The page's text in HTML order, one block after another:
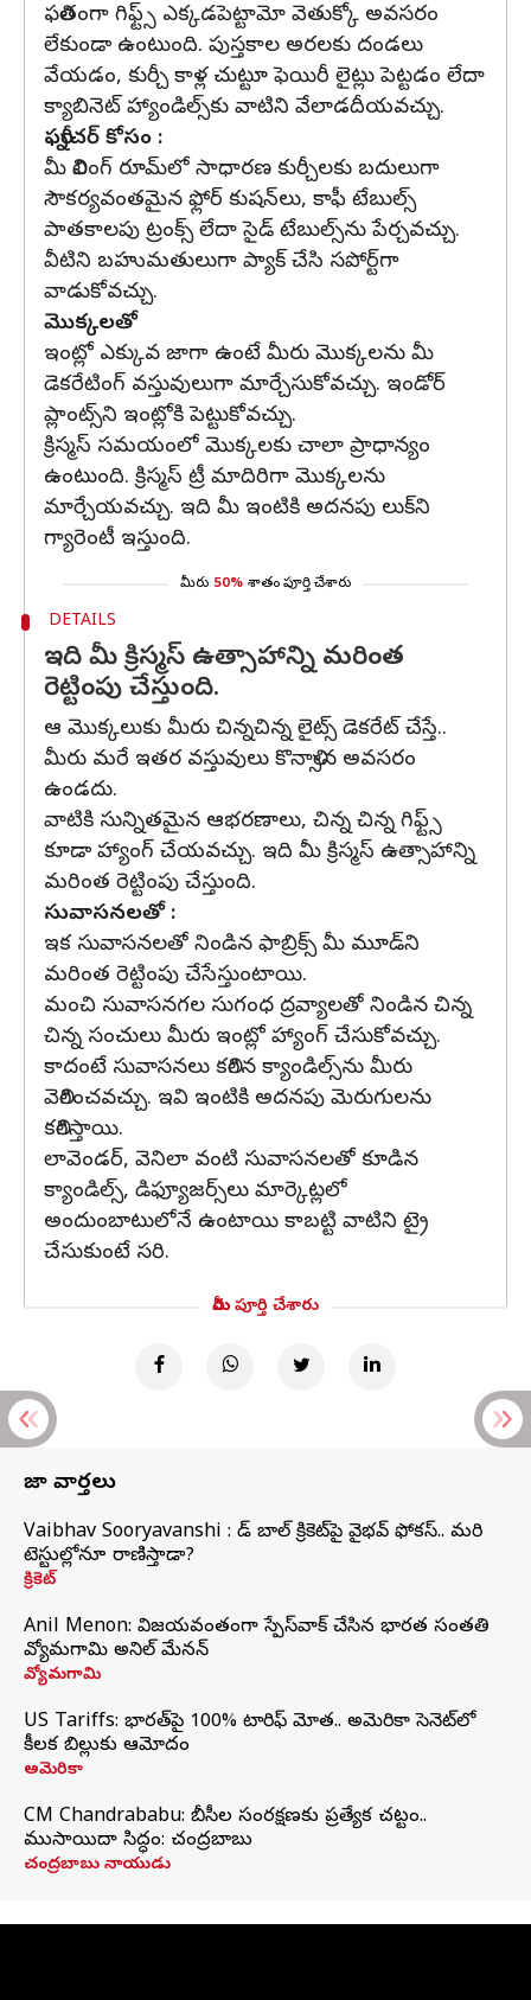
ఫలితంగా గిఫ్ట్స్ ఎక్కడపెట్టామో వెతుక్కో అవసరం
లేకుండా ఉంటుంది. పుస్తకాల అరలకు దండలు
వేయడం, కుర్చీ కాళ్ల చుట్టూ ఫెయిరీ లైట్లు పెట్టడం లేదా
క్యాబినెట్ హ్యాండిల్స్​కు వాటిని వేలాడదీయవచ్చు.
ఫర్నీచర్ కోసం :
మీ లివింగ్​ రూమ్​లో సాధారణ కుర్చీలకు బదులుగా
సౌకర్యవంతమైన ఫ్లోర్ కుషన్​లు, కాఫీ టేబుల్స్​
పాతకాలపు ట్రంక్స్​ లేదా సైడ్​ టేబుల్స్​ను పేర్చవచ్చు.
వీటిని బహుమతులుగా ప్యాక్ చేసి సపోర్ట్​గా
వాడుకోవచ్చు.
మొక్కలతో
ఇంట్లో ఎక్కువ జాగా ఉంటే మీరు మొక్కలను మీ
డెకరేటింగ్ వస్తువులుగా మార్చేసుకోవచ్చు. ఇండోర్
ప్లాంట్స్​ని ఇంట్లోకి పెట్టుకోవచ్చు.
క్రిస్మస్ సమయంలో మొక్కలకు చాలా ప్రాధాన్యం
ఉంటుంది. క్రిస్మస్​ ట్రీ మాదిరిగా మొక్కలను
మార్చేయవచ్చు. ఇది మీ ఇంటికి అదనపు లుక్​ని
గ్యారెంటీ ఇస్తుంది.
మీరు 50% శాతం పూర్తి చేశారు
DETAILS
ఇది మీ క్రిస్మస్ ఉత్సాహాన్ని మరింత
రెట్టింపు చేస్తుంది.
ఆ మొక్కలుకు మీరు చిన్నచిన్న లైట్స్ డెకరేట్ చేస్తే..
మీరు మరే ఇతర వస్తువులు కొనాల్సిన అవసరం
ఉండదు.
వాటికి సున్నితమైన ఆభరణాలు, చిన్న చిన్న గిఫ్ట్స్
కూడా హ్యాంగ్ చేయవచ్చు. ఇది మీ క్రిస్మస్ ఉత్సాహాన్ని
మరింత రెట్టింపు చేస్తుంది.
సువాసనలతో :
ఇక సువాసనలతో నిండిన ఫాబ్రిక్స్ మీ మూడ్​ని
మరింత రెట్టింపు చేసేస్తుంటాయి.
మంచి సువాసనగల సుగంధ ద్రవ్యాలతో నిండిన చిన్న
చిన్న సంచులు మీరు ఇంట్లో హ్యాంగ్ చేసుకోవచ్చు.
కాదంటే సువాసనలు కలిగిన క్యాండిల్స్​ను మీరు
వెలిగించవచ్చు. ఇవి ఇంటికి అదనపు మెరుగులను
కలిగిస్తాయి.
లావెండర్, వెనిలా వంటి సువాసనలతో కూడిన
క్యాండిల్స్, డిఫ్యూజర్స్​లు మార్కెట్లలో
అందుంబాటులోనే ఉంటాయి కాబట్టి వాటిని ట్రై
చేసుకుంటే సరి.
మీరు పూర్తి చేశారు
తాజా వార్తలు
Vaibhav Sooryavanshi : రెడ్ బాల్ క్రికెట్‌పై వైభవ్ ఫోకస్.. మరి
టెస్టుల్లోనూ రాణిస్తాడా?
క్రికెట్
Anil Menon: విజయవంతంగా స్పేస్‌వాక్‌ చేసిన భారత సంతతి
వ్యోమగామి అనిల్‌ మేనన్
వ్యోమగామి
US Tariffs: భారత్‌పై 100% టారిఫ్‌ మోత.. అమెరికా సెనెట్‌లో
కీలక బిల్లుకు ఆమోదం
అమెరికా
CM Chandrababu: బీసీల సంరక్షణకు ప్రత్యేక చట్టం..
ముసాయిదా సిద్ధం: చంద్రబాబు
చంద్రబాబు నాయుడు